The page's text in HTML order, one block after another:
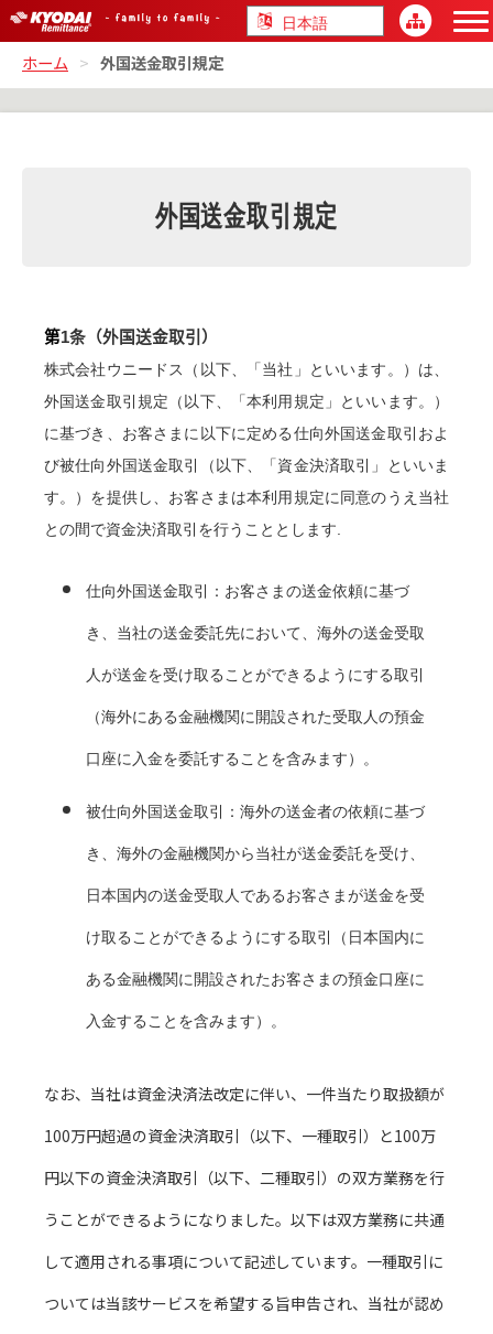
ホーム > 外国送金取引規定
外国送金取引規定
第1条（外国送金取引）
株式会社ウニードス（以下、「当社」といいます。）は、
外国送金取引規定（以下、「本利用規定」といいます。）
に基づき、お客さまに以下に定める仕向外国送金取引およ
び被仕向外国送金取引（以下、「資金決済取引」といいま
す。）を提供し、お客さまは本利用規定に同意のうえ当社
との間で資金決済取引を行うこととします.
仕向外国送金取引：お客さまの送金依頼に基づ
き、当社の送金委託先において、海外の送金受取
人が送金を受け取ることができるようにする取引
（海外にある金融機関に開設された受取人の預金
口座に入金を委託することを含みます）。
被仕向外国送金取引：海外の送金者の依頼に基づ
き、海外の金融機関から当社が送金委託を受け、
日本国内の送金受取人であるお客さまが送金を受
け取ることができるようにする取引（日本国内に
ある金融機関に開設されたお客さまの預金口座に
入金することを含みます）。
なお、当社は資金決済法改定に伴い、一件当たり取扱額が
100万円超過の資金決済取引（以下、一種取引）と100万
円以下の資金決済取引（以下、二種取引）の双方業務を行
うことができるようになりました。以下は双方業務に共通
して適用される事項について記述しています。一種取引に
ついては当該サービスを希望する旨申告され、当社が認め